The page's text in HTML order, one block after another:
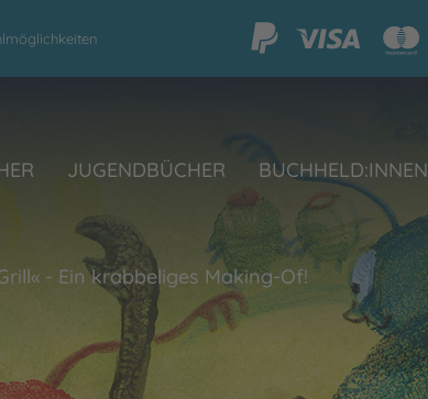
JUGENDBÜCHER BUCHHELD:INNEN
- Ein krabbeliges Making-Of!